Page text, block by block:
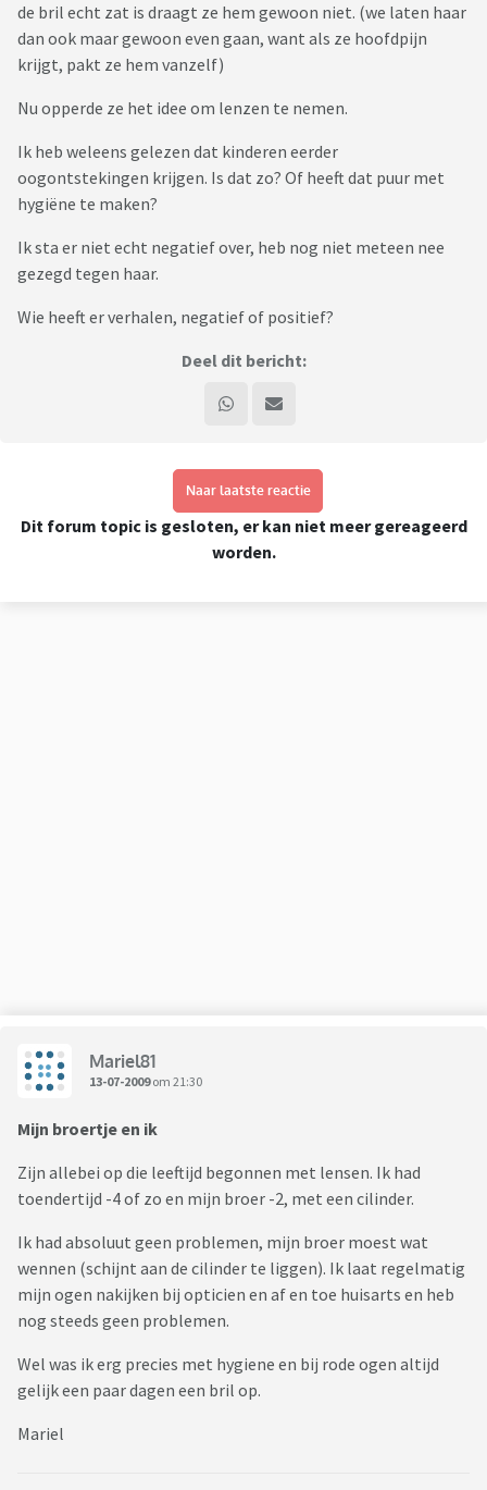
de bril echt zat is draagt ze hem gewoon niet. (we laten haar
dan ook maar gewoon even gaan, want als ze hoofdpijn
krijgt, pakt ze hem vanzelf)
Nu opperde ze het idee om lenzen te nemen.
Ik heb weleens gelezen dat kinderen eerder
oogontstekingen krijgen. Is dat zo? Of heeft dat puur met
hygiëne te maken?
Ik sta er niet echt negatief over, heb nog niet meteen nee
gezegd tegen haar.
Wie heeft er verhalen, negatief of positief?
Deel dit bericht:
Naar laatste reactie
Dit forum topic is gesloten, er kan niet meer gereageerd
worden.
Mariel81
13-07-2009om 21:30
Mijn broertje en ik
Zijn allebei op die leeftijd begonnen met lensen. Ik had
toendertijd -4 of zo en mijn broer -2, met een cilinder.
Ik had absoluut geen problemen, mijn broer moest wat
wennen (schijnt aan de cilinder te liggen). Ik laat regelmatig
mijn ogen nakijken bij opticien en af en toe huisarts en heb
nog steeds geen problemen.
Wel was ik erg precies met hygiene en bij rode ogen altijd
gelijk een paar dagen een bril op.
Mariel